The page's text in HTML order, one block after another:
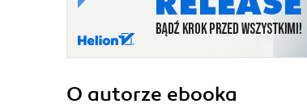
O autorze ebooka